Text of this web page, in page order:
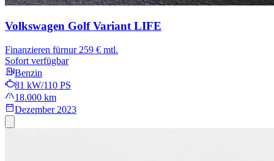
Volkswagen Golf Variant LIFE
Finanzieren fürnur 259 € mtl.
Sofort verfügbar
Benzin
81 kW/110 PS
18.000 km
Dezember 2023